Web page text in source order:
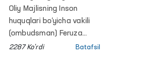
mo‘ljallangan
qo‘shma ish rejasini
muhokama qildi
Oliy Majlisning Inson
huquqlari bo‘yicha vakili
(ombudsman) Feruza
Eshmatova BMT
2287 Ko'rdi Batafsil